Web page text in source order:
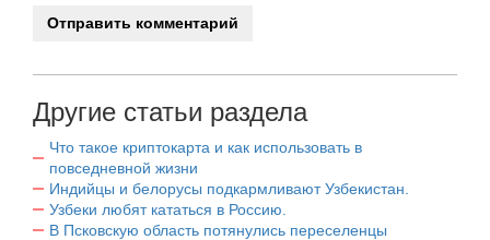
Другие статьи раздела
Что такое криптокарта и как использовать в
повседневной жизни
Индийцы и белорусы подкармливают Узбекистан.
Узбеки любят кататься в Россию.
В Псковскую область потянулись переселенцы